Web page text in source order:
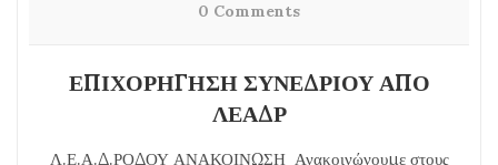
0 Comments
ΕΠΙΧΟΡΗΓΗΣΗ ΣΥΝΕΔΡΙΟΥ ΑΠΟ
ΛΕΑΔΡ
Λ.Ε.Α.Δ.ΡΟΔΟΥ ΑΝΑΚΟΙΝΩΣΗ Ανακοινώνουμε στους